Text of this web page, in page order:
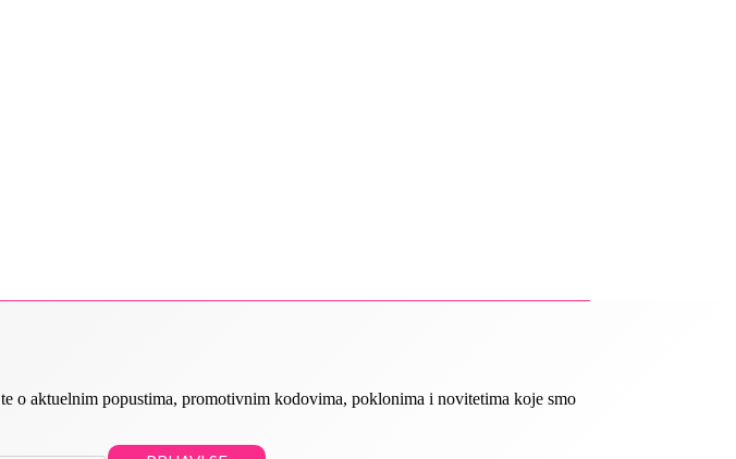
o aktuelnim popustima, promotivnim kodovima, poklonima i novitetima koje smo